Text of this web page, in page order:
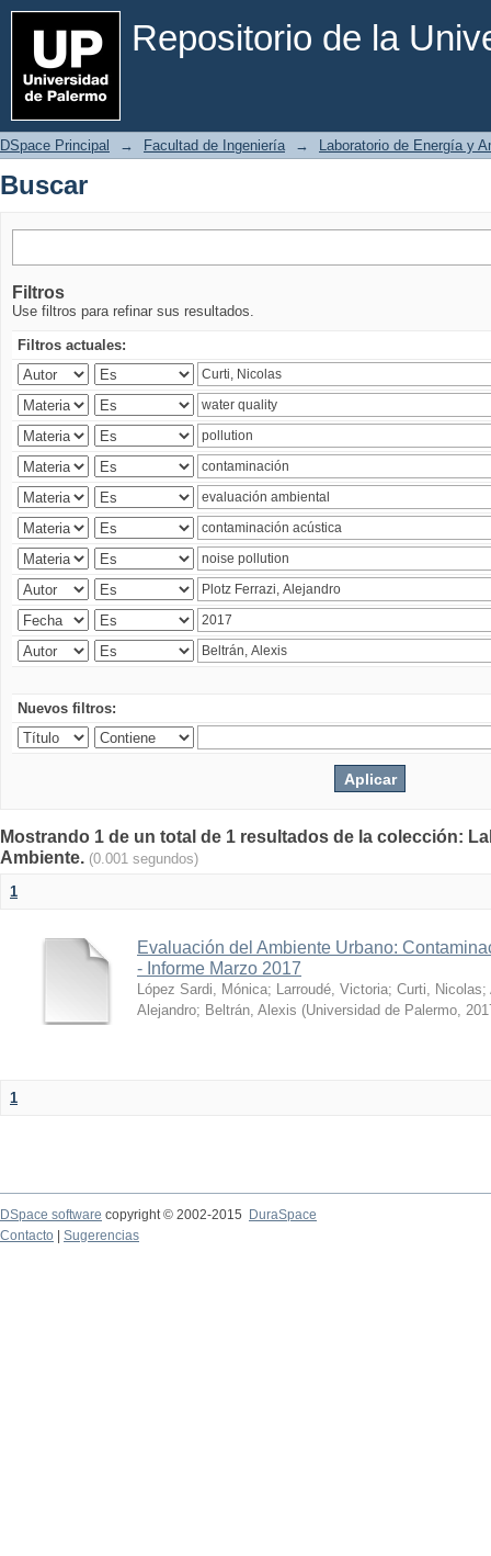
Repositorio de la
Buscar
DSpace Principal → Facultad de Ingeniería → Laboratorio de Energía y
Buscar
Filtros
Use filtros para refinar sus resultados.
Filtros actuales:
Nuevos filtros:
Mostrando 1 de un total de 1 resultados de la colección:
Ambiente. (0.001 segundos)
1
Evaluación del Ambiente Urbano:
- Informe Marzo 2017
López Sardi, Mónica; Larroudé, Victoria; Curti, Nicolas;
Alejandro; Beltrán, Alexis (Universidad de Palermo,
1
DSpace software copyright © 2002-2015
DuraSpace
Contacto
Sugerencias